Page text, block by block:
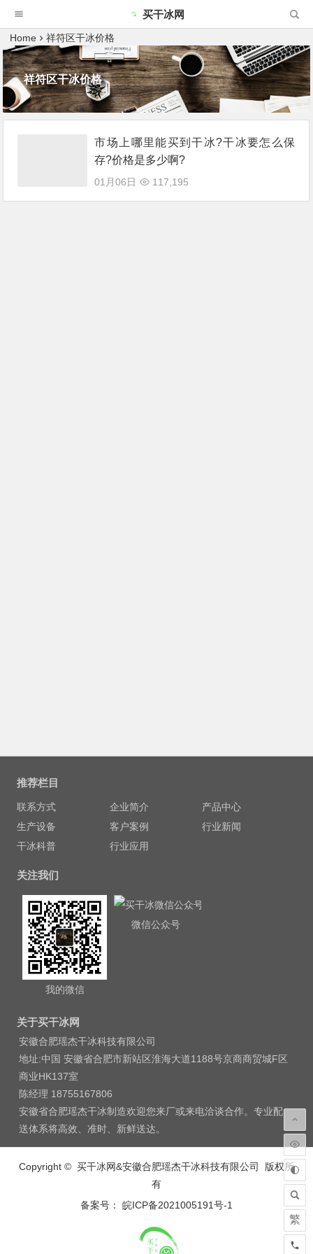
买干冰网
Home 祥符区干冰价格
祥符区干冰价格
市场上哪里能买到干冰?干冰要怎么保
存?价格是多少啊?
01月06日 117,195
推荐栏目
联系方式 企业简介
产品中心
生产设备
客户案例
行业新闻
干冰科普
行业应用
关注我们
我的微信
微信公众号
关于买干冰网
安徽合肥瑶杰干冰科技有限公司
地址:中国 安徽省合肥市新站区淮海大道1188号京商商贸城F区
商业HK137室
陈经理 18755167806
安徽省合肥瑶杰干冰制造欢迎您来厂或来电洽谈合作。专业配
送体系将高效、准时、新鲜送达。
Copyright © 买干冰网&安徽合肥瑶杰干冰科技有限公司 版权所
有
备案号： 皖ICP备2021005191号-1
繁